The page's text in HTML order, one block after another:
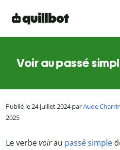
Voir au passé
Publié le 24 juillet 2024 parAude
2025
Le verbevoirau passé simple